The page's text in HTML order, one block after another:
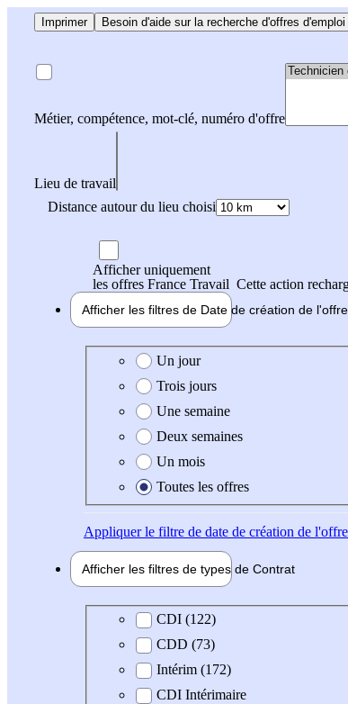
Imprimer Besoin d'aide sur la recherche d'offres d'emploi
Métier, compétence, mot-clé, numéro d'offre
Lieu de travail
Distance autour du lieu choisi
Afficher uniquement
les offres France Travail Cette action
Afficher les filtres de Date de création de l'offre
Date de création de l'offre
Un jour
Trois jours
Une semaine
Deux semaines
Un mois
Toutes les offres
Appliquerle filtre de date de création de l'offre
Afficher les filtres de types de Contrat
Type de contratCDI (122)
CDD (73)
Intérim (172)
CDI Intérimaire